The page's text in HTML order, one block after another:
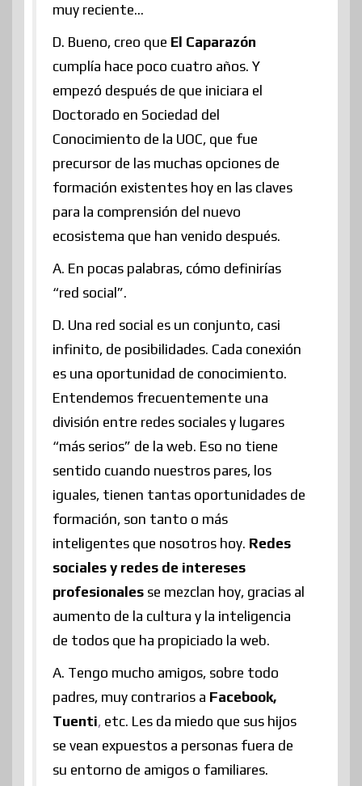
muy reciente…
D. Bueno, creo que El Caparazón
cumplía hace poco cuatro años. Y
empezó después de que iniciara el
Doctorado en Sociedad del
Conocimiento de la UOC, que fue
precursor de las muchas opciones de
formación existentes hoy en las claves
para la comprensión del nuevo
ecosistema que han venido después.
A. En pocas palabras, cómo definirías
“red social”.
D. Una red social es un conjunto, casi
infinito, de posibilidades. Cada conexión
es una oportunidad de conocimiento.
Entendemos frecuentemente una
división entre redes sociales y lugares
“más serios” de la web. Eso no tiene
sentido cuando nuestros pares, los
iguales, tienen tantas oportunidades de
formación, son tanto o más
inteligentes que nosotros hoy. Redes
sociales y redes de intereses
profesionales se mezclan hoy, gracias al
aumento de la cultura y la inteligencia
de todos que ha propiciado la web.
A. Tengo mucho amigos, sobre todo
padres, muy contrarios a Facebook,
Tuenti, etc. Les da miedo que sus hijos
se vean expuestos a personas fuera de
su entorno de amigos o familiares.